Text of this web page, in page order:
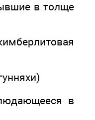
в толще
в